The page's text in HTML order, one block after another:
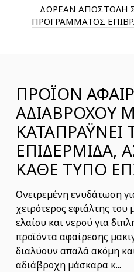
ΔΩΡΕΑΝ ΑΠΟΣΤΟΛΗ
ΠΡΟΓΡΑΜΜΑΤΟΣ
ΠΡΟΪΟΝ
ΑΔΙΑΒΡΟΧΟΥ
ΚΑΤΑΠΡΑΫΝΕΙ
ΕΠΙΔΕΡΜΙΔΑ,
ΚΑΘΕ ΤΥΠΟ
Ονειρεμένη ενυδάτωση
χειρότερος εφιάλτης του
ελαίου και νερού για
προϊόντα αφαίρεσης
διαλύουν απαλά ακόμη
αδιάβροχη μάσκαρα κ...